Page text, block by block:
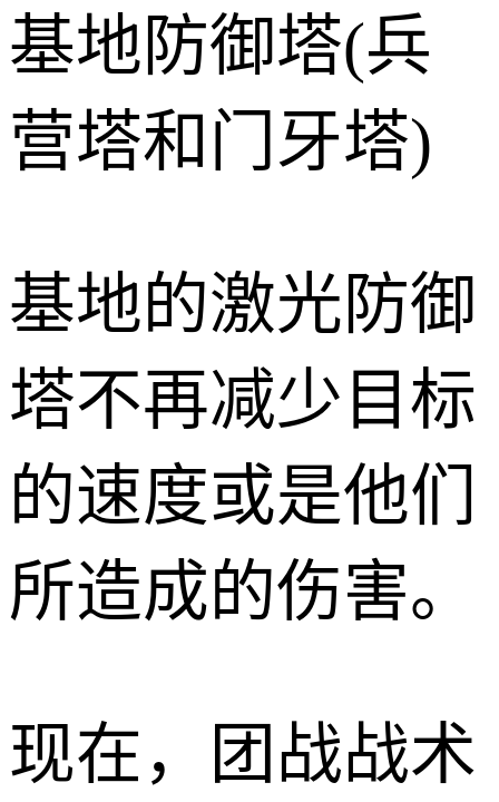
基地防御塔(兵
营塔和门牙塔)
基地的激光防御
塔不再减少目标
的速度或是他们
所造成的伤害。
现在，团战战术